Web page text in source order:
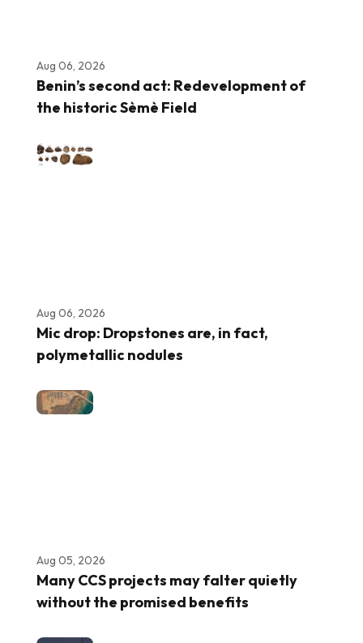
Aug 06, 2026
Benin’s second act: Redevelopment of
the historic Sèmè Field
Aug 06, 2026
Mic drop: Dropstones are, in fact,
polymetallic nodules
Aug 05, 2026
Many CCS projects may falter quietly
without the promised benefits